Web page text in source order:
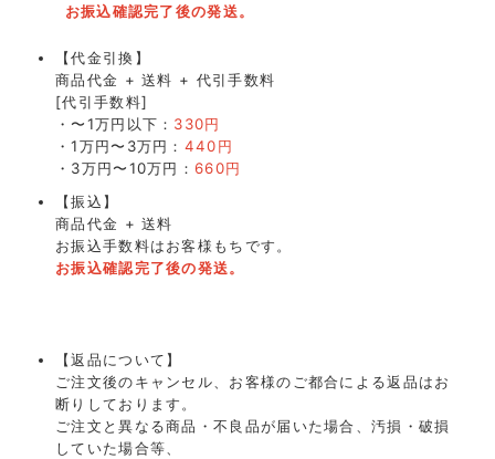
お振込確認完了後の発送。
【代金引換】
商品代金 + 送料 + 代引手数料
[代引手数料]
・〜1万円以下： 330円
・1万円〜3万円： 440円
・3万円〜10万円： 660円
【振込】
商品代金 + 送料
お振込手数料はお客様もちです。
お振込確認完了後の発送。
【返品について】
ご注文後のキャンセル、お客様のご都合による返品はお
断りしております。
ご注文と異なる商品・不良品が届いた場合、汚損・破損
していた場合等、